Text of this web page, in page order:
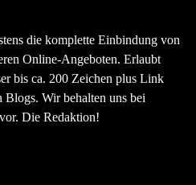
die komplette Einbindung von
Online-Angeboten. Erlaubt
bis ca. 200 Zeichen plus Link
Wir behalten uns bei
Die Redaktion!